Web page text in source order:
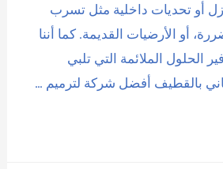
أو تحديات داخلية مثل تسرب
أو الأرضيات القديمة. كما أننا
الحلول الملائمة التي تلبي
بالقطيف أفضل شركة لترميم …